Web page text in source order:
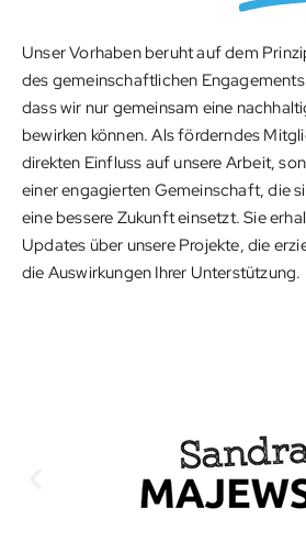
Unser Vorhaben beruht auf dem
des gemeinschaftlichen
dass wir nur gemeinsam eine
bewirken können. Als förderndes
direkten Einfluss auf unsere Arbeit,
einer engagierten Gemeinschaft, die
eine bessere Zukunft einsetzt. Sie
Updates über unsere Projekte, die
die Auswirkungen Ihrer Unterstützung.